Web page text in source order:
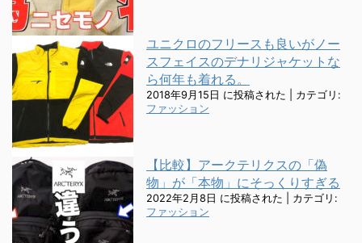
ユニクロのフリースも良いがノー
スフェイスのデナリジャケットな
ら何年も着れる。
2018年9月15日 に投稿された
カテゴリ:
ファッション
【比較】アークテリクスの「偽
物」が「本物」にそっくりすぎる
2022年2月8日 に投稿された
カテゴリ:
ファッション